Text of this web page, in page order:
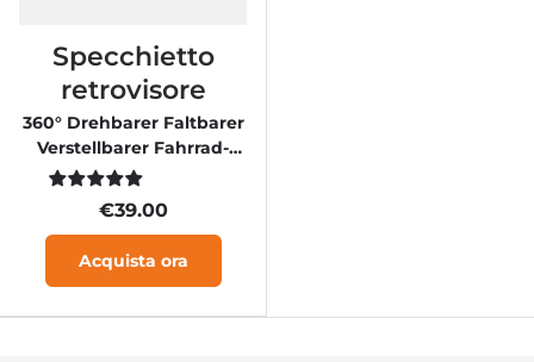
Specchietto
retrovisore
360° Drehbarer Faltbarer
Verstellbarer Fahrrad-
Rückspiegel (Ein Paar)
€39.00
Acquista ora